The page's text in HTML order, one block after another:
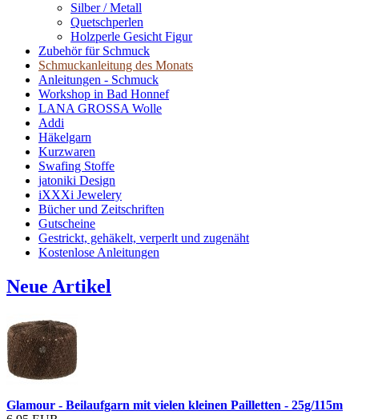
Silber / Metall
Quetschperlen
Holzperle Gesicht Figur
Zubehör für Schmuck
Schmuckanleitung des Monats
Anleitungen - Schmuck
Workshop in Bad Honnef
LANA GROSSA Wolle
Addi
Häkelgarn
Kurzwaren
Swafing Stoffe
jatoniki Design
iXXXi Jewelery
Bücher und Zeitschriften
Gutscheine
Gestrickt, gehäkelt, verperlt und zugenäht
Kostenlose Anleitungen
Neue Artikel
Glamour - Beilaufgarn mit vielen kleinen Pailletten - 25g/115m